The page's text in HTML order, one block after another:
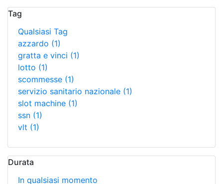
Tag
Qualsiasi Tag
azzardo (1)
gratta e vinci (1)
lotto (1)
scommesse (1)
servizio sanitario nazionale (1)
slot machine (1)
ssn (1)
vlt (1)
Durata
In qualsiasi momento